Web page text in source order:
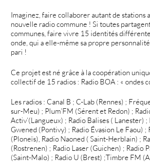
Imaginez, faire collaborer autant de stations
nouvelle radio commune ! Si toutes
communes, faire vivre 15 identités
onde, qui a elle-même sa propre
pari !
Ce projet est né grâce à la coopération
collectif de 15 radios : Radio BOA : « ondes
Les radios : Canal B ; C-Lab (Rennes) ;
sur-Meu) ; Plum’FM (Sérent et Redon) ;
Activ’(Langueux) ; Radio Balises ( Lanester)
Gwened (Pontivy) ; Radio Évasion Le Faou) ;
(Ploneïs), Radio Naoned ( Saint-Herblain) ;
(Rostrenen) ; Radio Laser (Guichen) ; Radio
(Saint-Malo) ; Radio U (Brest) ;Timbre FM